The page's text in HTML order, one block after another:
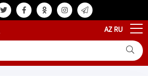
AZ RU